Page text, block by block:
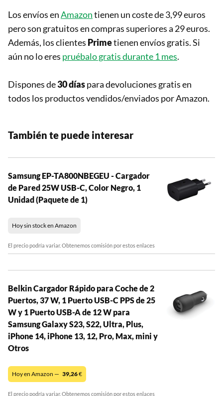
Los envíos enAmazontienen un coste de 3,99 euros
pero son gratuitos en compras superiores a 29 euros.
Además, los clientes Primetienen envíos gratis. Si
aún no lo eres pruébalo gratis durante 1 mes.
Dispones de30 díaspara devoluciones gratis en
todos los productos vendidos/enviados por Amazon.
También te puede interesar
Samsung EP-TA800NBEGEU - Cargador
de Pared 25W USB-C, Color Negro, 1
Unidad (Paquete de 1)
Hoy sin stock en Amazon
El precio podría variar. Obtenemos comisión por estos enlaces
Belkin Cargador Rápido para Coche de 2
Puertos, 37 W, 1 Puerto USB-C PPS de 25
W y 1 Puerto USB-A de 12 W para
Samsung Galaxy S23, S22, Ultra, Plus,
iPhone 14, iPhone 13, 12, Pro, Max, mini y
Otros
Hoy en Amazon — 39,26€
El precio podría variar. Obtenemos comisión por estos enlaces